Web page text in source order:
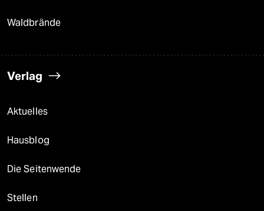
Waldbrände
Verlag
Aktuelles
Hausblog
Die Seitenwende
Stellen